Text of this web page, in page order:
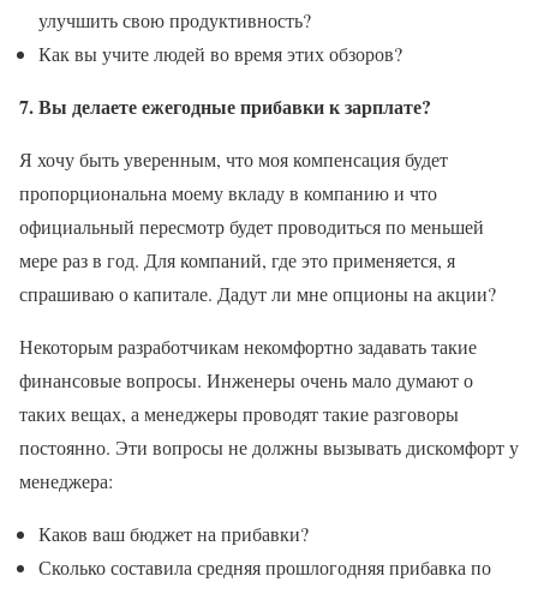
улучшить свою продуктивность?
Как вы учите людей во время этих обзоров?
7. Вы делаете ежегодные прибавки к зарплате?
Я хочу быть уверенным, что моя компенсация будет
пропорциональна моему вкладу в компанию и что
официальный пересмотр будет проводиться по меньшей
мере раз в год. Для компаний, где это применяется, я
спрашиваю о капитале. Дадут ли мне опционы на акции?
Некоторым разработчикам некомфортно задавать такие
финансовые вопросы. Инженеры очень мало думают о
таких вещах, а менеджеры проводят такие разговоры
постоянно. Эти вопросы не должны вызывать дискомфорт у
менеджера:
Каков ваш бюджет на прибавки?
Сколько составила средняя прошлогодняя прибавка по